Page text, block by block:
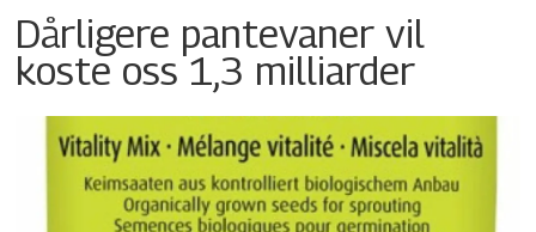
Dårligere pantevaner vil
koste oss 1,3 milliarder